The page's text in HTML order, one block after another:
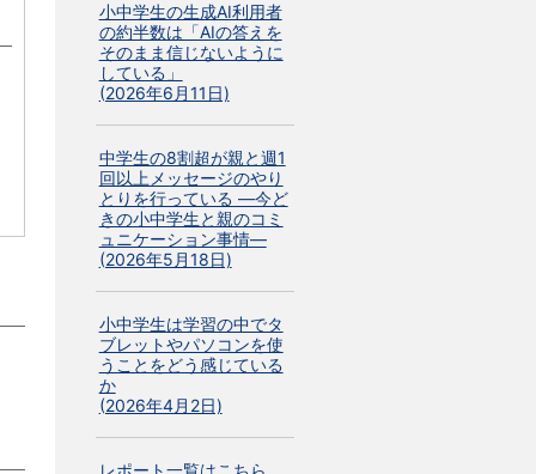
小中学生の生成AI利用者
の約半数は「AIの答えを
そのまま信じないように
している」
(2026年6月11日)
中学生の8割超が親と週1
回以上メッセージのやり
とりを行っている ―今ど
きの小中学生と親のコミ
ュニケーション事情―
(2026年5月18日)
小中学生は学習の中でタ
ブレットやパソコンを使
うことをどう感じている
か
(2026年4月2日)
レポート一覧はこちら